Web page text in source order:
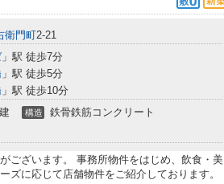
衛門町2-21
」駅 徒歩7分
」駅 徒歩5分
」駅 徒歩10分
構造 鉄骨鉄筋コンクリート
ございます。 事務所物件をはじめ、飲食・美
ズに応じて店舗物件をご紹介しております。